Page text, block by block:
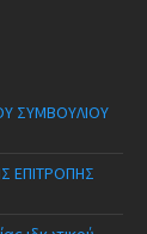
ΣΥΜΒΟΥΛΙΟΥ
ΕΠΙΤΡΟΠΗΣ